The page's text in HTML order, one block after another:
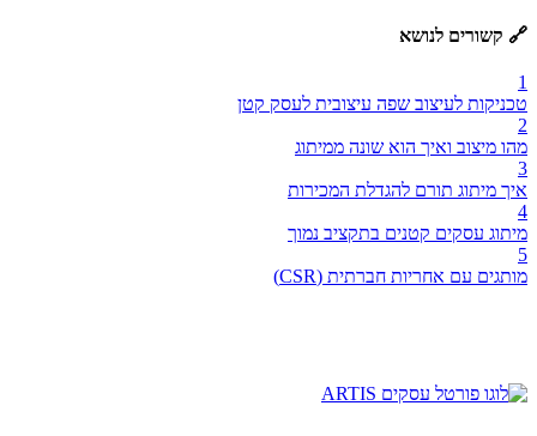
🔗 קשורים לנושא
1
טכניקות לעיצוב שפה עיצובית לעסק קטן
2
מהו מיצוב ואיך הוא שונה ממיתוג
3
איך מיתוג תורם להגדלת המכירות
4
מיתוג עסקים קטנים בתקציב נמוך
5
מותגים עם אחריות חברתית (CSR)